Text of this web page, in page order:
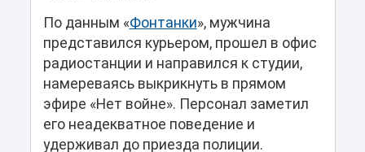
По данным «Фонтанки», мужчина
представился курьером, прошел в офис
радиостанции и направился к студии,
намереваясь выкрикнуть в прямом
эфире «Нет войне». Персонал заметил
его неадекватное поведение и
удерживал до приезда полиции.